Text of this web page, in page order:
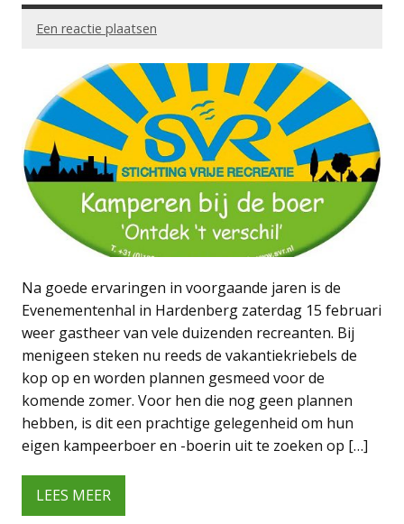
Een reactie plaatsen
Na goede ervaringen in voorgaande jaren is de
Evenementenhal in Hardenberg zaterdag 15 februari
weer gastheer van vele duizenden recreanten. Bij
menigeen steken nu reeds de vakantiekriebels de
kop op en worden plannen gesmeed voor de
komende zomer. Voor hen die nog geen plannen
hebben, is dit een prachtige gelegenheid om hun
eigen kampeerboer en -boerin uit te zoeken op […]
LEES MEER